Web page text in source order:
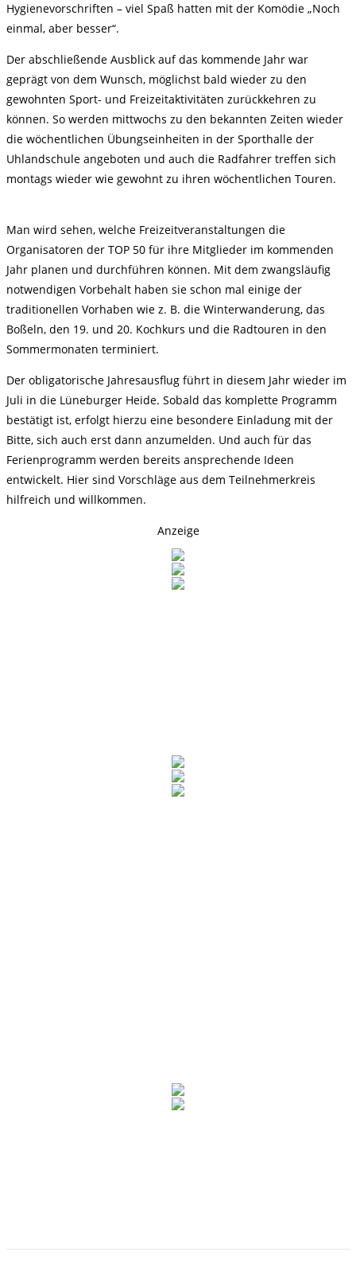
Hygienevorschriften – viel Spaß hatten mit der Komödie „Noch
einmal, aber besser“.
Der abschließende Ausblick auf das kommende Jahr war
geprägt von dem Wunsch, möglichst bald wieder zu den
gewohnten Sport- und Freizeitaktivitäten zurückkehren zu
können. So werden mittwochs zu den bekannten Zeiten wieder
die wöchentlichen Übungseinheiten in der Sporthalle der
Uhlandschule angeboten und auch die Radfahrer treffen sich
montags wieder wie gewohnt zu ihren wöchentlichen Touren.
Man wird sehen, welche Freizeitveranstaltungen die
Organisatoren der TOP 50 für ihre Mitglieder im kommenden
Jahr planen und durchführen können. Mit dem zwangsläufig
notwendigen Vorbehalt haben sie schon mal einige der
traditionellen Vorhaben wie z. B. die Winterwanderung, das
Boßeln, den 19. und 20. Kochkurs und die Radtouren in den
Sommermonaten terminiert.
Der obligatorische Jahresausflug führt in diesem Jahr wieder im
Juli in die Lüneburger Heide. Sobald das komplette Programm
bestätigt ist, erfolgt hierzu eine besondere Einladung mit der
Bitte, sich auch erst dann anzumelden. Und auch für das
Ferienprogramm werden bereits ansprechende Ideen
entwickelt. Hier sind Vorschläge aus dem Teilnehmerkreis
hilfreich und willkommen.
Anzeige